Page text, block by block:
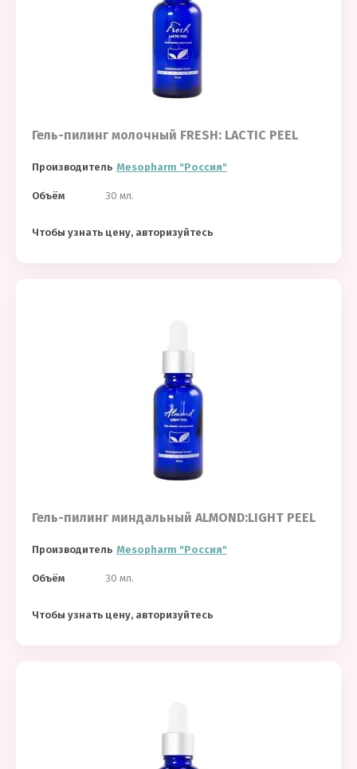
Гель-пилинг молочный FRESH: LACTIC PEEL
Производитель Mesopharm "Россия"
Объём 30 мл.
Чтобы узнать цену, авторизуйтесь
Гель-пилинг миндальный ALMOND:LIGHT PEEL
Производитель Mesopharm "Россия"
Объём 30 мл.
Чтобы узнать цену, авторизуйтесь